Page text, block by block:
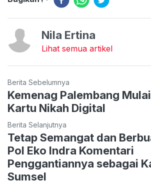
Nila Ertina
Lihat semua artikel
Berita Sebelumnya
Kemenag Palembang
Kartu Nikah Digital
Berita Selanjutnya
Tetap Semangat dan
Pol Eko Indra Komentari
Penggantiannya sebagai
Sumsel